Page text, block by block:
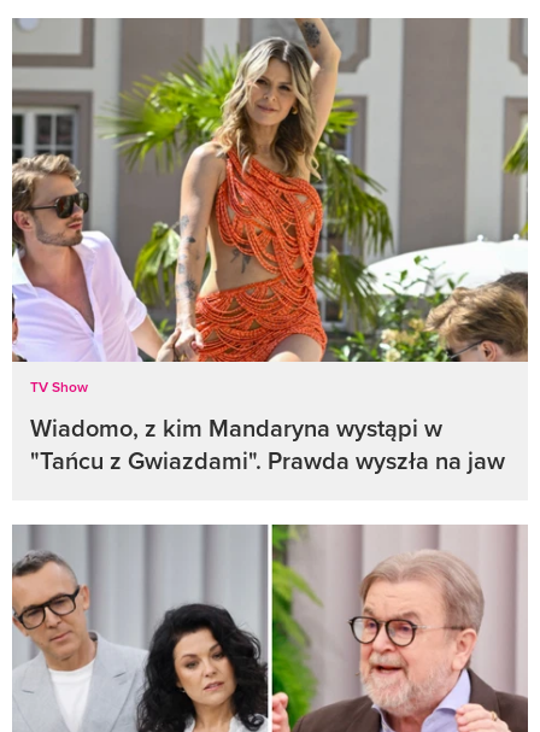
TV Show
Wiadomo, z kim Mandaryna wystąpi w
"Tańcu z Gwiazdami". Prawda wyszła na jaw